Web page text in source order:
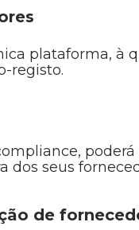
plataforma, à
registo.
dos seus
de